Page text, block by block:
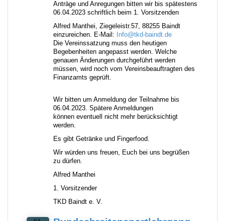
Anträge und Anregungen bitten wir bis spätestens
06.04.2023 schriftlich beim 1. Vorsitzenden
Alfred Manthei, Ziegeleistr.57, 88255 Baindt
einzureichen. E-Mail:
Info@tkd-baindt.de
Die Vereinssatzung muss den heutigen
Begebenheiten angepasst werden. Welche
genauen Änderungen durchgeführt werden
müssen, wird noch vom Vereinsbeauftragten des
Finanzamts geprüft.
Wir bitten um Anmeldung der Teilnahme bis
06.04.2023. Spätere Anmeldungen
können eventuell nicht mehr berücksichtigt
werden.
Es gibt Getränke und Fingerfood.
Wir würden uns freuen, Euch bei uns begrüßen
zu dürfen.
Alfred Manthei
1. Vorsitzender
TKD Baindt e. V.